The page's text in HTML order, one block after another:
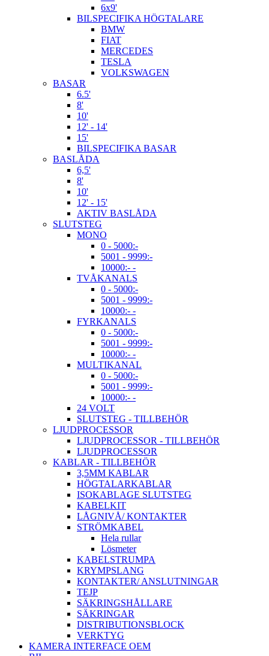
6x9'
BILSPECIFIKA HÖGTALARE
BMW
FIAT
MERCEDES
TESLA
VOLKSWAGEN
BASAR
6.5'
8'
10'
12' - 14'
15'
BILSPECIFIKA BASAR
BASLÅDA
6,5'
8'
10'
12' - 15'
AKTIV BASLÅDA
SLUTSTEG
MONO
0 - 5000:-
5001 - 9999:-
10000:- -
TVÅKANALS
0 - 5000:-
5001 - 9999:-
10000:- -
FYRKANALS
0 - 5000:-
5001 - 9999:-
10000:- -
MULTIKANAL
0 - 5000:-
5001 - 9999:-
10000:- -
24 VOLT
SLUTSTEG - TILLBEHÖR
LJUDPROCESSOR
LJUDPROCESSOR - TILLBEHÖR
LJUDPROCESSOR
KABLAR - TILLBEHÖR
3,5MM KABLAR
HÖGTALARKABLAR
ISOKABLAGE SLUTSTEG
KABELKIT
LÅGNIVÅ/ KONTAKTER
STRÖMKABEL
Hela rullar
Lösmeter
KABELSTRUMPA
KRYMPSLANG
KONTAKTER/ ANSLUTNINGAR
TEJP
SÄKRINGSHÅLLARE
SÄKRINGAR
DISTRIBUTIONSBLOCK
VERKTYG
KAMERA INTERFACE OEM